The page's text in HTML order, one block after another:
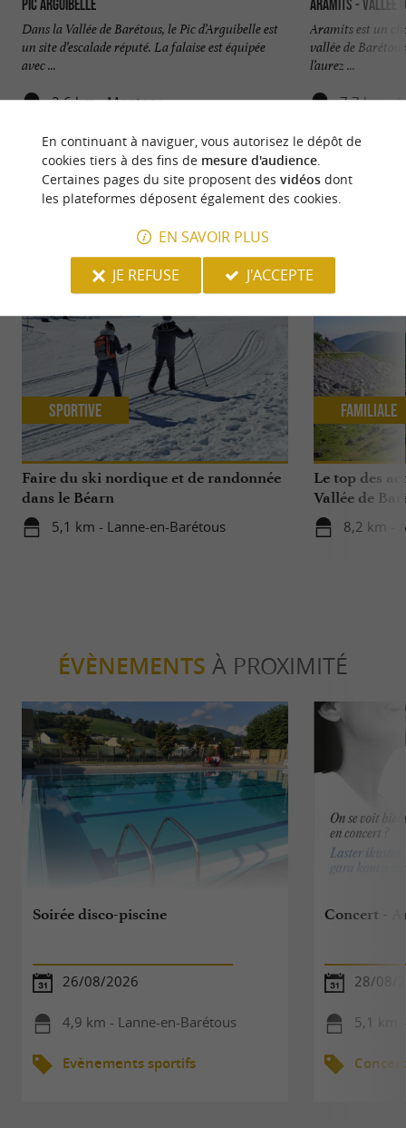
Pic Arguibelle
Dans la Vallée de Barétous, le Pic d’Arguibelle est
un site d’escalade réputé. La falaise est équipée
avec ...
2,6 km - Montory
Aramits - Vallée
Aramits est un
vallée de
l’aurez ...
7,7 km -
NOUS AVONS TESTÉPOUR VOUS
Faire du ski nordique et de randonnée
dans le Béarn
5,1 km - Lanne-en-Barétous
Sportive
Le top des
Vallée de
8,2 km -
Familiale
ÉVÈNEMENTS À PROXIMITÉ
Soirée disco-piscine
26/08/2026
4,9 km - Lanne-en-Barétous
Evènements sportifs
Concert -
28/08/
5,1 km
En continuant à naviguer, vous autorisez le dépôt de
cookies tiers à des fins de mesure d'audience.
Certaines pages du site proposent des vidéosdont
les plateformes déposent également des cookies.
EN SAVOIR PLUS
JE REFUSE
J'ACCEPTE